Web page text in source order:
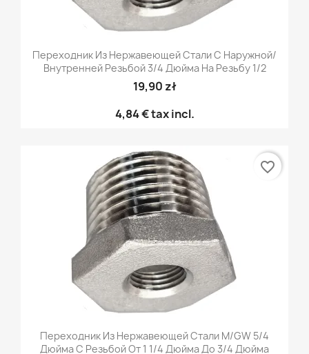
Переходник Из Нержавеющей Стали С Наружной/
Внутренней Резьбой 3/4 Дюйма На Резьбу 1/2
19,90 zł
4,84 €tax incl.
Переходник Из Нержавеющей Стали M/GW 5/4
Дюйма С Резьбой От 1 1/4 Дюйма До 3/4 Дюйма
favorite_border